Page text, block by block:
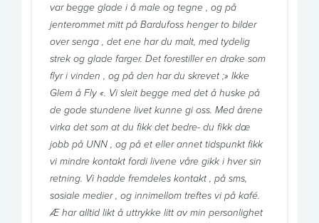
var begge glade i å male og tegne , og på
jenterommet mitt på Bardufoss henger to bilder
over senga , det ene har du malt, med tydelig
strek og glade farger. Det forestiller en drake som
flyr i vinden , og på den har du skrevet ;» Ikke
Glem å Fly «. Vi sleit begge med det å huske på
de gode stundene livet kunne gi oss. Med årene
virka det som at du fikk det bedre- du fikk dæ
jobb på UNN , og på et eller annet tidspunkt fikk
vi mindre kontakt fordi livene våre gikk i hver sin
retning. Vi hadde fremdeles kontakt , på sms,
sosiale medier , og innimellom treftes vi på kafé.
Æ har alltid likt å uttrykke litt av min personlighet